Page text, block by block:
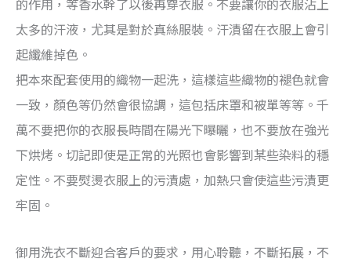
太多的汗液，尤其是對於真絲服裝。汗漬留在衣服上會引
起纖維掉色。
把本來配套使用的織物一起洗，這樣這些織物的褪色就會
一致，顏色等仍然會很協調，這包括床罩和被單等等。千
萬不要把你的衣服長時間在陽光下曝曬，也不要放在強光
下烘烤。切記即使是正常的光照也會影響到某些染料的穩
定性。不要熨燙衣服上的污漬處，加熱只會使這些污漬更
牢固。
御用洗衣不斷迎合客戶的要求，用心聆聽，不斷拓展，不